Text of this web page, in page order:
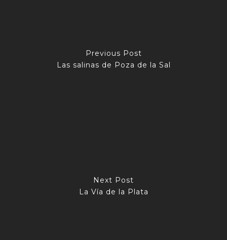
Previous Post
Las salinas de Poza de la Sal
Next Post
La Vía de la Plata